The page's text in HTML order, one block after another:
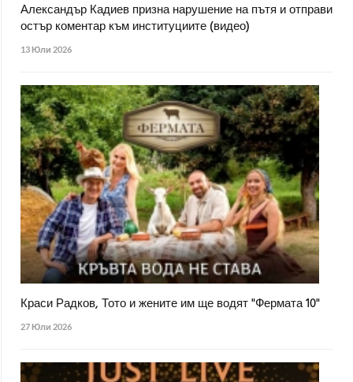
Александър Кадиев призна нарушение на пътя и отправи
остър коментар към институциите (видео)
13 Юли 2026
Краси Радков, Тото и жените им ще водят "Фермата 10"
27 Юли 2026